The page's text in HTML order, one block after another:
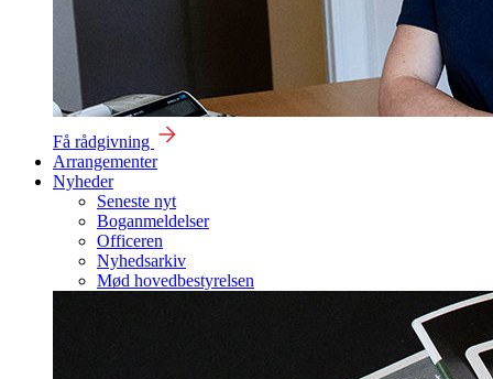
Få rådgivning
Arrangementer
Nyheder
Seneste nyt
Boganmeldelser
Officeren
Nyhedsarkiv
Mød hovedbestyrelsen